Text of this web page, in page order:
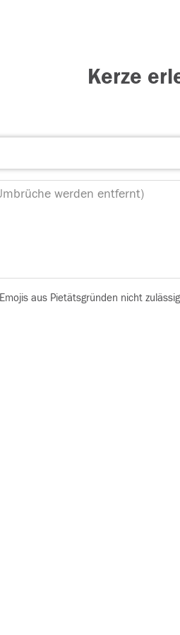
Kerze
aus Pietätsgründen nicht